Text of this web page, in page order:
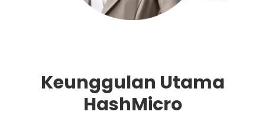
Keunggulan Utama
HashMicro